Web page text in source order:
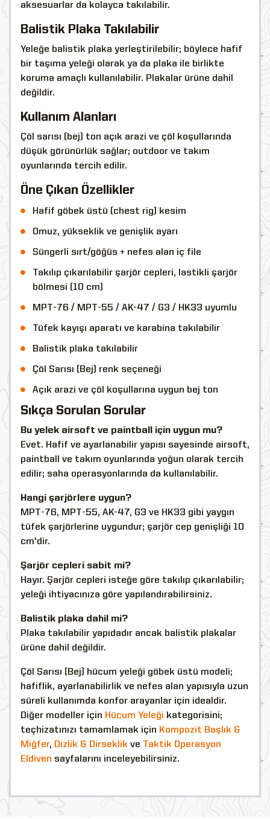
aksesuarlar da kolayca takılabilir.
Balistik Plaka Takılabilir
Yeleğe balistik plaka yerleştirilebilir; böylece hafif
bir taşıma yeleği olarak ya da plaka ile birlikte
koruma amaçlı kullanılabilir. Plakalar ürüne dahil
değildir.
Kullanım Alanları
Çöl sarısı (bej) ton açık arazi ve çöl koşullarında
düşük görünürlük sağlar; outdoor ve takım
oyunlarında tercih edilir.
Öne Çıkan Özellikler
Hafif göbek üstü (chest rig) kesim
Omuz, yükseklik ve genişlik ayarı
Süngerli sırt/göğüs + nefes alan iç file
Takılıp çıkarılabilir şarjör cepleri, lastikli şarjör
bölmesi (10 cm)
MPT-76 / MPT-55 / AK-47 / G3 / HK33 uyumlu
Tüfek kayışı aparatı ve karabina takılabilir
Balistik plaka takılabilir
Çöl Sarısı (Bej) renk seçeneği
Açık arazi ve çöl koşullarına uygun bej ton
Sıkça Sorulan Sorular
Bu yelek airsoft ve paintball için uygun mu?
Evet. Hafif ve ayarlanabilir yapısı sayesinde airsoft,
paintball ve takım oyunlarında yoğun olarak tercih
edilir; saha operasyonlarında da kullanılabilir.
Hangi şarjörlere uygun?
MPT-76, MPT-55, AK-47, G3 ve HK33 gibi yaygın
tüfek şarjörlerine uygundur; şarjör cep genişliği 10
cm'dir.
Şarjör cepleri sabit mi?
Hayır. Şarjör cepleri isteğe göre takılıp çıkarılabilir;
yeleği ihtiyacınıza göre yapılandırabilirsiniz.
Balistik plaka dahil mi?
Plaka takılabilir yapıdadır ancak balistik plakalar
ürüne dahil değildir.
Çöl Sarısı (Bej) hücum yeleği göbek üstü modeli;
hafiflik, ayarlanabilirlik ve nefes alan yapısıyla uzun
süreli kullanımda konfor arayanlar için idealdir.
Diğer modeller için Hücum Yeleği kategorisini;
teçhizatınızı tamamlamak için Kompozit Başlık &
Miğfer, Dizlik & Dirseklik ve Taktik Operasyon
Eldiven sayfalarını inceleyebilirsiniz.